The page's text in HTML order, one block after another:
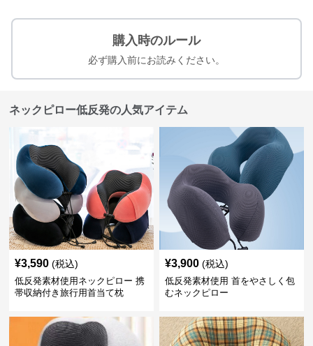
購入時のルール
必ず購入前にお読みください。
ネックピロー低反発の人気アイテム
¥3,590 (税込)
低反発素材使用ネックピロー 携
帯収納付き旅行用首当て枕
¥3,900 (税込)
低反発素材使用 首をやさしく包
むネックピロー